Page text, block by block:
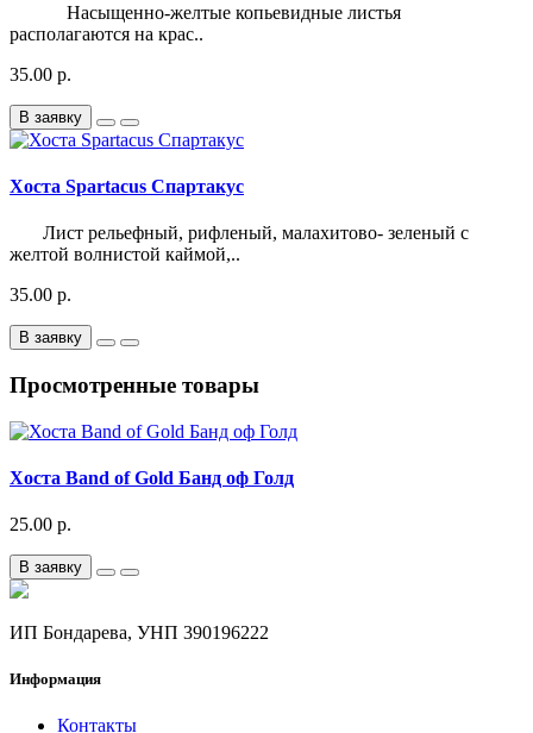
Насыщенно-желтые копьевидные листья
располагаются на крас..
35.00 р.
В заявку
Хоста Spartacus Спартакус
Лист рельефный, рифленый, малахитово- зеленый с
желтой волнистой каймой,..
35.00 р.
В заявку
Просмотренные товары
Хоста Band of Gold Банд оф Голд
25.00 р.
В заявку
ИП Бондарева, УНП 390196222
Информация
Контакты